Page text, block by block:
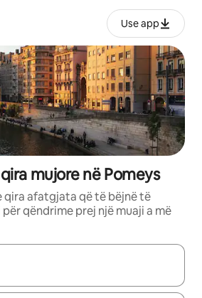
Use app
mujore në Pomeys
qira afatgjata që të bëjnë të
për qëndrime prej një muaji a më
të disponueshme, lëviz me butonat e